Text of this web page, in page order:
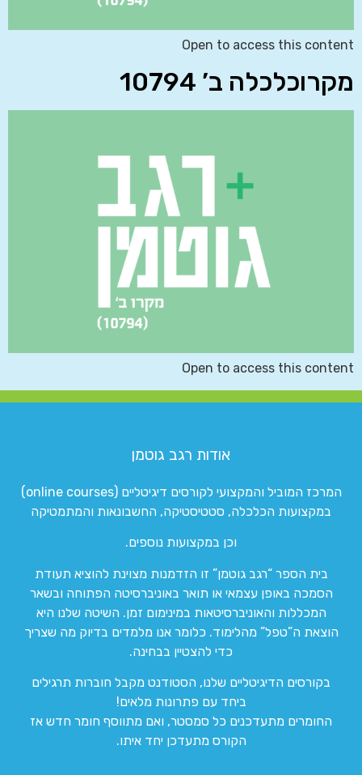
Open to access this content
מקרוכלכלה ב’ 10794
Open to access this content
אודות רגב גוטמן
המרכז המוביל והמקצועי לקורסים דיגיטליים (online courses)
במקצועות הכלכלה, סטטיסטיקה, החשבונאות והמתמטיקה
וכן במקצועות נוספים.
בית הספר “רגב גוטמן” זו הזדמנות מצוינת להוציא תעודת
הסמכה באופן עצמאי או תואר באוניברסיטה הפתוחה ובשאר
המכללות והאוניברסיטאות במינימום זמן. השיטה שלנו היא
הוצאת ה”טפל” מהלימוד. כלומר אנו מלמדים בדיוק מה שצריך
כדי להצטיין בבחינה.
בקורסים הדיגיטליים שלנו, הסטודנט מקבל חוברות תרגילים
ביחד עם פתרונות מלאים!
החומרים מתעדכנים כל סמסטר, ואם מתווסף חומר חדש אז
הקורס מתעדכן יחד איתו.